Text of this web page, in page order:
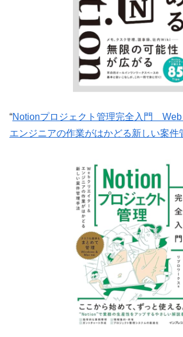
“Notionプロジェクト管理完全入門 Web
エンジニアの作業がはかどる新しい案件